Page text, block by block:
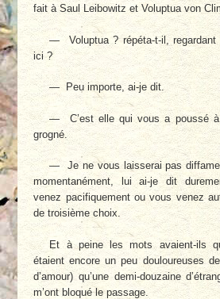
fait à Saul Leibowitz et Voluptua von
— Voluptua ? répéta-t-il, regardant
ici ?
— Peu importe, ai-je dit.
— C’est elle qui vous a poussé à
grogné.
— Je ne vous laisserai pas
momentanément, lui ai-je dit
venez pacifiquement ou vous venez
de troisième choix.
Et à peine les mots avaient-ils
étaient encore un peu douloureuses
d’amour) qu’une demi-douzaine
m’ont bloqué le passage.